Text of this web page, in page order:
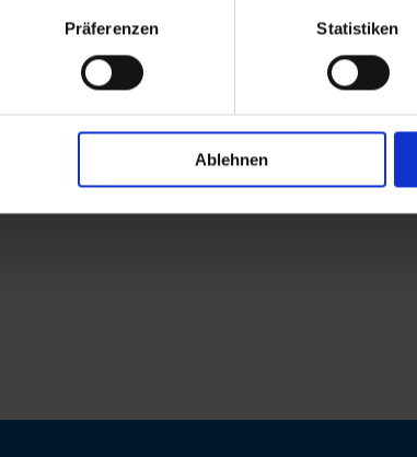
Präferenzen Statistiken
Ablehnen